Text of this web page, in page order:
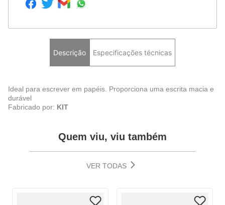
Descrição Especificações técnicas
Ideal para escrever em papéis. Proporciona uma escrita macia e
durável
Fabricado por: KIT
Quem viu, viu também
VER TODAS